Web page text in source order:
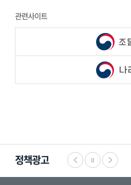
관련사이트
정책광고
어린이 환경과 건강 포털 케미스토리